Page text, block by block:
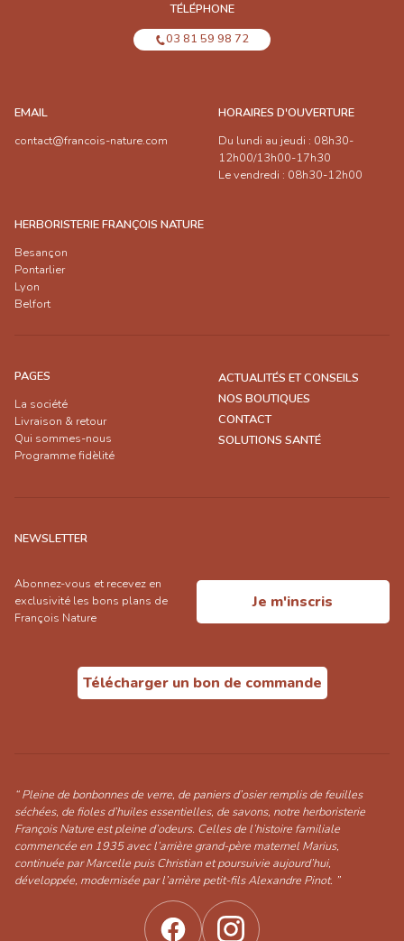
TÉLÉPHONE
03 81 59 98 72
EMAIL
contact@francois-nature.com
HORAIRES D'OUVERTURE
Du lundi au jeudi : 08h30-
12h00/13h00-17h30
Le vendredi : 08h30-12h00
HERBORISTERIE FRANÇOIS NATURE
Besançon
Pontarlier
Lyon
Belfort
PAGES
La société
Livraison & retour
Qui sommes-nous
Programme fidèlité
ACTUALITÉS ET CONSEILS
NOS BOUTIQUES
CONTACT
SOLUTIONS SANTÉ
NEWSLETTER
Abonnez-vous et recevez en
exclusivité les bons plans de
François Nature
Je m'inscris
Télécharger un bon de commande
“ Pleine de bonbonnes de verre, de paniers d’osier remplis de feuilles
séchées, de fioles d’huiles essentielles, de savons, notre herboristerie
François Nature est pleine d’odeurs. Celles de l’histoire familiale
commencée en 1935 avec l’arrière grand-père maternel Marius,
continuée par Marcelle puis Christian et poursuivie aujourd’hui,
développée, modernisée par l’arrière petit-fils Alexandre Pinot. ”